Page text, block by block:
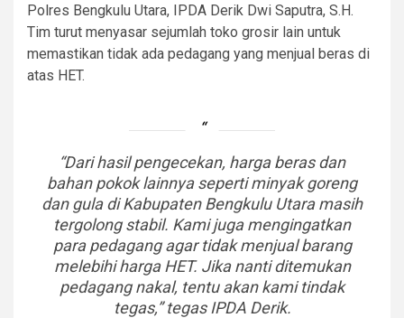
Polres Bengkulu Utara, IPDA Derik Dwi Saputra, S.H.
Tim turut menyasar sejumlah toko grosir lain untuk
memastikan tidak ada pedagang yang menjual beras di
atas HET.
“Dari hasil pengecekan, harga beras dan
bahan pokok lainnya seperti minyak goreng
dan gula di Kabupaten Bengkulu Utara masih
tergolong stabil. Kami juga mengingatkan
para pedagang agar tidak menjual barang
melebihi harga HET. Jika nanti ditemukan
pedagang nakal, tentu akan kami tindak
tegas,” tegas IPDA Derik.